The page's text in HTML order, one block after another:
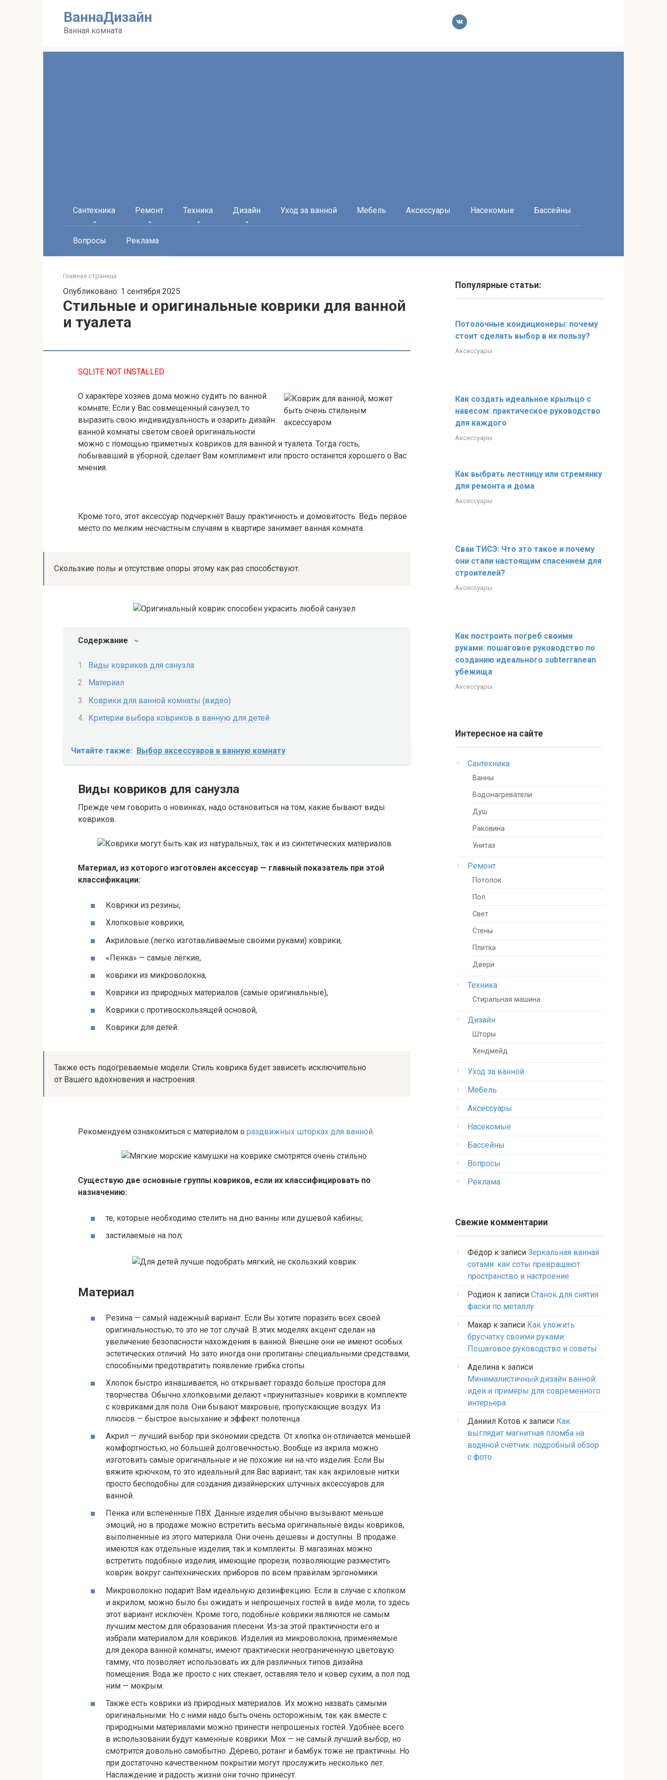
ВаннаДизайн
Ванная комната
Сантехника Ремонт Техника Дизайн Уход за ванной Мебель Аксессуары Насекомые Бассейны
Вопросы Реклама
Главная страница
Опубликовано: 1 сентября 2025
Стильные и оригинальные коврики для ванной
и туалета
SQLITE NOT INSTALLED
О характере хозяев дома можно судить по ванной
комнате. Если у Вас совмещенный санузел, то
выразить свою индивидуальность и озарить дизайн
ванной комнаты светом своей оригинальности
можно с помощью приметных ковриков для ванной и туалета. Тогда гость,
побывавший в уборной, сделает Вам комплимент или просто останется хорошего о Вас
мнения.
Кроме того, этот аксессуар подчеркнёт Вашу практичность и домовитость. Ведь первое
место по мелким несчастным случаям в квартире занимает ванная комната.
Скользкие полы и отсутствие опоры этому как раз способствуют.
Содержание
Виды ковриков для санузла
Материал
Коврики для ванной комнаты (видео)
Критерии выбора ковриков в ванную для детей
Читайте также: Выбор аксессуаров в ванную комнату
Виды ковриков для санузла
Прежде чем говорить о новинках, надо остановиться на том, какие бывают виды
ковриков.
Материал, из которого изготовлен аксессуар — главный показатель при этой
классификации:
Коврики из резины,
Хлопковые коврики,
Акриловые (легко изготавливаемые своими руками) коврики,
«Пенка» — самые лёгкие,
коврики из микроволокна,
Коврики из природных материалов (самые оригинальные),
Коврики с противоскользящей основой,
Коврики для детей.
Также есть подогреваемые модели. Стиль коврика будет зависеть исключительно
от Вашего вдохновения и настроения.
Рекомендуем ознакомиться с материалом о раздвижных шторках для ванной.
Существую две основные группы ковриков, если их классифицировать по
назначению:
те, которые необходимо стелить на дно ванны или душевой кабины;
застилаемые на пол;
Материал
Резина — самый надежный вариант. Если Вы хотите поразить всех своей
оригинальностью, то это не тот случай. В этих моделях акцент сделан на
увеличение безопасности нахождения в ванной. Внешне они не имеют особых
эстетических отличий. Но зато иногда они пропитаны специальными средствами,
способными предотвратить появление грибка стопы.
Хлопок быстро изнашивается, но открывает гораздо больше простора для
творчества. Обычно хлопковыми делают «приунитазные» коврики в комплекте
с ковриками для пола. Они бывают махровые, пропускающие воздух. Из
плюсов — быстрое высыхание и эффект полотенца.
Акрил — лучший выбор при экономии средств. От хлопка он отличается меньшей
комфортностью, но большей долговечностью. Вообще из акрила можно
изготовить самые оригинальные и не похожие ни на что изделия. Если Вы
вяжите крючком, то это идеальный для Вас вариант, так как акриловые нитки
просто бесподобны для создания дизайнерских штучных аксессуаров для
ванной.
Пенка или вспененные ПВХ. Данные изделия обычно вызывают меньше
эмоций, но в продаже можно встретить весьма оригинальные виды ковриков,
выполненные из этого материала. Они очень дешевы и доступны. В продаже
имеются как отдельные изделия, так и комплекты. В магазинах можно
встретить подобные изделия, имеющие прорези, позволяющие разместить
коврик вокруг сантехнических приборов по всем правилам эргономики.
Микроволокно подарит Вам идеальную дезинфекцию. Если в случае с хлопком
и акрилом, можно было бы ожидать и непрошеных гостей в виде моли, то здесь
этот вариант исключён. Кроме того, подобные коврики являются не самым
лучшим местом для образования плесени. Из-за этой практичности его и
избрали материалом для ковриков. Изделия из микроволокна, применяемые
для декора ванной комнаты, имеют практически неограниченную цветовую
гамму, что позволяет использовать их для различных типов дизайна
помещения. Вода же просто с них стекает, оставляя тело и ковер сухим, а пол под
ним — мокрым.
Также есть коврики из природных материалов. Их можно назвать самыми
оригинальными. Но с ними надо быть очень осторожным, так как вместе с
природными материалами можно принести непрошеных гостей. Удобнее всего
в использовании будут каменные коврики. Мох — не самый лучший выбор, но
смотрится довольно самобытно. Дерево, ротанг и бамбук тоже не практичны. Но
при достаточно качественном покрытии могут прослужить несколько лет.
Наслаждение и радость жизни они точно принесут.
Популярные статьи:
Потолочные кондиционеры: почему
стоит сделать выбор в их пользу?
Аксессуары
Как создать идеальное крыльцо с
навесом: практическое руководство
для каждого
Аксессуары
Как выбрать лестницу или стремянку
для ремонта и дома
Аксессуары
Сваи ТИСЭ: Что это такое и почему
они стали настоящим спасением для
строителей?
Аксессуары
Как построить погреб своими
руками: пошаговое руководство по
созданию идеального subterranean
убежища
Аксессуары
Интересное на сайте
Сантехника
Ванны
Водонагреватели
Душ
Раковина
Унитаз
Ремонт
Потолок
Пол
Свет
Стены
Плитка
Двери
Техника
Стиральная машина
Дизайн
Шторы
Хендмейд
Уход за ванной
Мебель
Аксессуары
Насекомые
Бассейны
Вопросы
Реклама
Свежие комментарии
Фёдор к записи Зеркальная ванная
сотами: как соты превращают
пространство и настроение
Родион к записи Станок для снятия
фаски по металлу
Макар к записи Как уложить
брусчатку своими руками:
Пошаговое руководство и советы
Аделина к записи
Минималистичный дизайн ванной:
идеи и примеры для современного
интерьера
Даниил Котов к записи Как
выглядит магнитная пломба на
водяной счетчик: подробный обзор
с фото